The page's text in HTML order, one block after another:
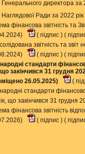
Генерального директора
Наглядової Ради за 2022
фінансова звітність та
( підпис ) (
звітність та
( підпис ) (
стандарти
що закінчився 31 грудня
26.05.2025)
(
стандарти
що закінчився 31 грудня
фінансова звітність
( підпис ) (